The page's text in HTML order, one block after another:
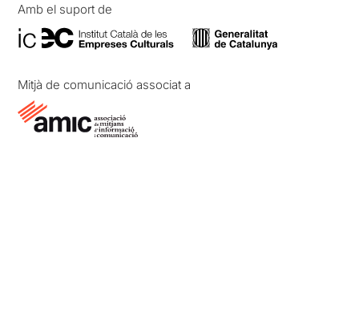
Amb el suport de
Mitjà de comunicació associat a